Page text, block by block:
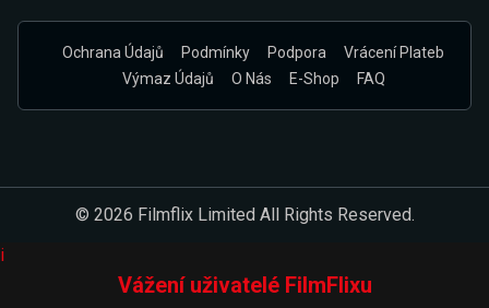
Ochrana Údajů Podmínky Podpora
Vrácení Plateb
Výmaz Údajů
O Nás E-Shop FAQ
© 2026 Filmflix Limited All Rights Reserved.
i
Vážení uživatelé FilmFlixu